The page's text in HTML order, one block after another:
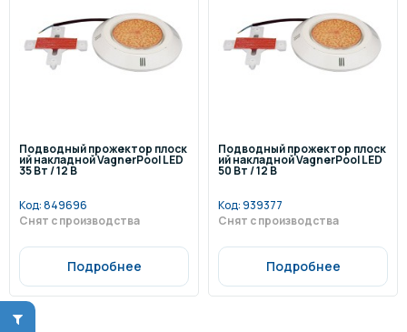
Подводный прожектор плоск
ий накладной VagnerPool LED
35 Вт / 12 В
Код:849696
Снят с производства
Подробнее
Подводный прожектор плоск
ий накладной VagnerPool LED
50 Вт / 12 В
Код:939377
Снят с производства
Подробнее